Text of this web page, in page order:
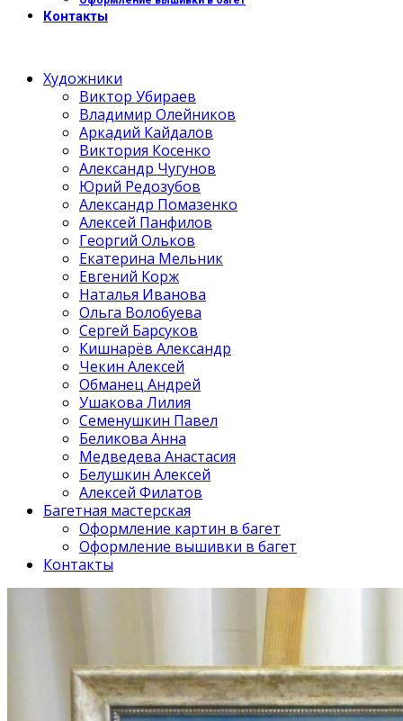
Контакты
Художники
Виктор Убираев
Владимир Олейников
Аркадий Кайдалов
Виктория Косенко
Александр Чугунов
Юрий Редозубов
Александр Помазенко
Алексей Панфилов
Георгий Ольков
Екатерина Мельник
Евгений Корж
Наталья Иванова
Ольга Волобуева
Сергей Барсуков
Кишнарёв Александр
Чекин Алексей
Обманец Андрей
Ушакова Лилия
Семенушкин Павел
Беликова Анна
Медведева Анастасия
Белушкин Алексей
Алексей Филатов
Багетная мастерская
Оформление картин в багет
Оформление вышивки в багет
Контакты